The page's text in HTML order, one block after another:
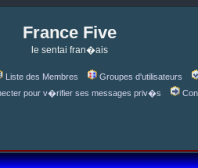
France Five
le sentai fran�ais
Liste des Membres
Groupes d'utilisateurs
pour v�rifier ses messages priv�s